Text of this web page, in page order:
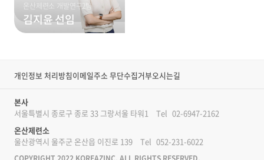
온산제련소 개발연구2팀
김지윤 선임
개인정보 처리방침이메일주소 무단수집거부오시는길
본사
서울특별시 종로구 종로 33 그랑서울 타워1
Tel 02-6947-2162
온산제련소
울산광역시 울주군 온산읍 이진로 139
Tel 052-231-6022